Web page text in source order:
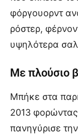
φόργουορντ
ρόστερ,
υψηλότερα
Με πλούσιο
Μπήκε στα
2013
πανηγύρισε